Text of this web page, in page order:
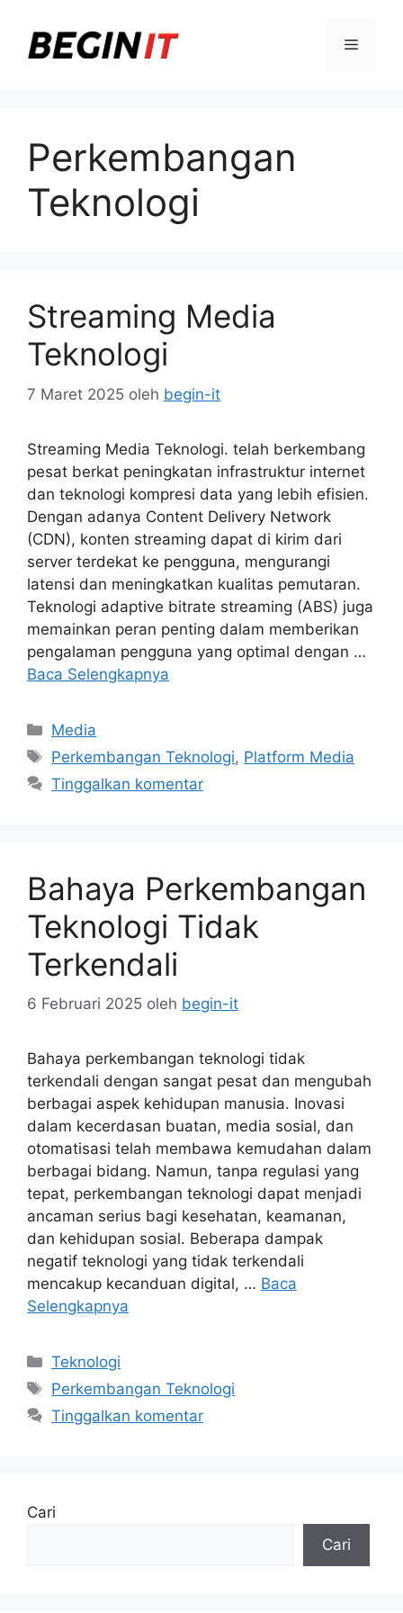
Menu
Perkembangan
Teknologi
Streaming Media
Teknologi
7 Maret 2025 oleh begin-it
Streaming Media Teknologi. telah berkembang
pesat berkat peningkatan infrastruktur internet
dan teknologi kompresi data yang lebih efisien.
Dengan adanya Content Delivery Network
(CDN), konten streaming dapat di kirim dari
server terdekat ke pengguna, mengurangi
latensi dan meningkatkan kualitas pemutaran.
Teknologi adaptive bitrate streaming (ABS) juga
memainkan peran penting dalam memberikan
pengalaman pengguna yang optimal dengan …
Baca Selengkapnya
Kategori
Media
Tag
Perkembangan Teknologi, Platform Media
Tinggalkan komentar
Bahaya Perkembangan
Teknologi Tidak
Terkendali
6 Februari 2025 oleh begin-it
Bahaya perkembangan teknologi tidak
terkendali dengan sangat pesat dan mengubah
berbagai aspek kehidupan manusia. Inovasi
dalam kecerdasan buatan, media sosial, dan
otomatisasi telah membawa kemudahan dalam
berbagai bidang. Namun, tanpa regulasi yang
tepat, perkembangan teknologi dapat menjadi
ancaman serius bagi kesehatan, keamanan,
dan kehidupan sosial. Beberapa dampak
negatif teknologi yang tidak terkendali
mencakup kecanduan digital, … Baca
Selengkapnya
Kategori
Teknologi
Tag
Perkembangan Teknologi
Tinggalkan komentar
Cari
Cari